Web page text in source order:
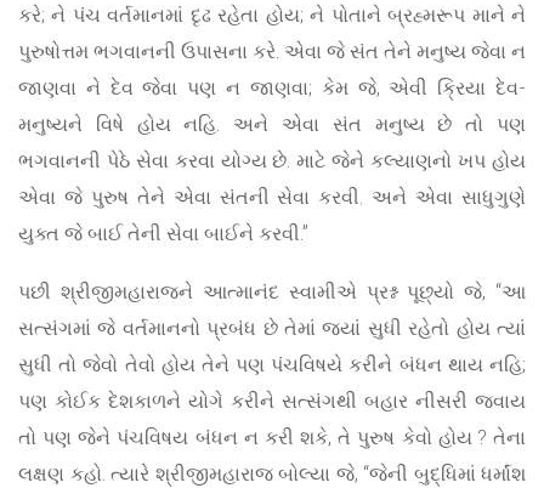
કરે; ને પંચ વર્તમાનમાં દૃઢ રહેતા હોય; ને પોતાને બ્રહ્મરૂપ માને ને
પુરુષોત્તમ ભગવાનની ઉપાસના કરે. એવા જે સંત તેને મનુષ્ય જેવા ન
જાણવા ને દેવ જેવા પણ ન જાણવા; કેમ જે, એવી ક્રિયા દેવ-
મનુષ્યને વિષે હોય નહિ. અને એવા સંત મનુષ્ય છે તો પણ
ભગવાનની પેઠે સેવા કરવા યોગ્ય છે. માટે જેને કલ્યાણનો ખપ હોય
એવા જે પુરુષ તેને એવા સંતની સેવા કરવી. અને એવા સાધુગુણે
યુક્ત જે બાઈ તેની સેવા બાઈને કરવી.”
પછી શ્રીજીમહારાજને આત્માનંદ સ્વામીએ પ્રશ્ન પૂછ્યો જે, “આ
સત્સંગમાં જે વર્તમાનનો પ્રબંધ છે તેમાં જ્યાં સુધી રહેતો હોય ત્યાં
સુધી તો જેવો તેવો હોય તેને પણ પંચવિષયે કરીને બંધન થાય નહિ;
પણ કોઈક દેશકાળને યોગે કરીને સત્સંગથી બહાર નીસરી જવાય
તો પણ જેને પંચવિષય બંધન ન કરી શકે, તે પુરુષ કેવો હોય ? તેના
લક્ષણ કહો. ત્યારે શ્રીજીમહારાજ બોલ્યા જે, “જેની બુદ્ધિમાં ધર્માંશ